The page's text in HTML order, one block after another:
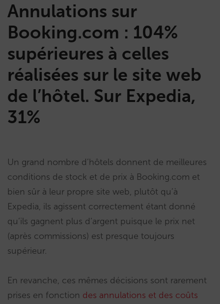
Annulations sur
Booking.com : 104%
supérieures à celles
réalisées sur le site web
de l’hôtel. Sur Expedia,
31%
Un grand nombre d’hôtels donnent de meilleures
conditions de stock et de prix à Booking.com et
bien sûr à leur propre site web, plutôt qu’à
Expedia, ils agissent correctement étant donné
qu’ils gagnent plus d‘argent puisque le prix net
(après commissions) est presque toujours
supérieur.
En revanche, ces mêmes décisions sont rarement
prises en fonction des annulations et des coûts